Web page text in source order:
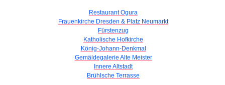
Restaurant Ogura
Frauenkirche Dresden & Platz Neumarkt
Fürstenzug
Katholische Hofkirche
König-Johann-Denkmal
Gemäldegalerie Alte Meister
Innere Altstadt
Brühlsche Terrasse